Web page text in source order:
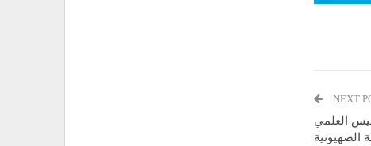
NEXT
العلمي
الصهيونية